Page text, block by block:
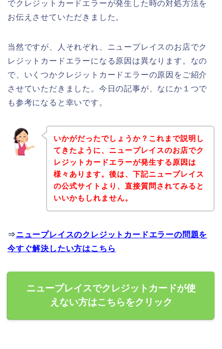
でクレジットカードエラーが発生した時の対処方法を
お伝えさせていただきました。
当然ですが、人それぞれ、ニュープレイスのお店でク
レジットカードエラーになる原因は異なります。なの
で、いくつかクレジットカードエラーの原因をご紹介
させていただきました。今日の記事が、なにか１つで
も参考になると幸いです。
いかがだったでしょうか？これまで説明し
てきたように、ニュープレイスのお店でク
レジットカードエラーが発生する原因は
様々あります。後は、下記ニュープレイス
の公式サイトより、直接質問されてみると
いいかもしれません。
⇒ニュープレイスのクレジットカードエラーの問題を
今すぐ解決したい方はこちら
ニュープレイスでクレジットカードが使
えない方はこちらをクリック